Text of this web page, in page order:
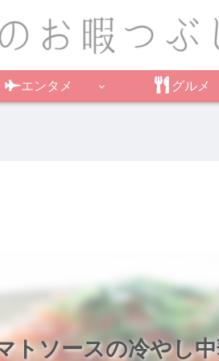
エンタメ グルメ
トソースの冷やし